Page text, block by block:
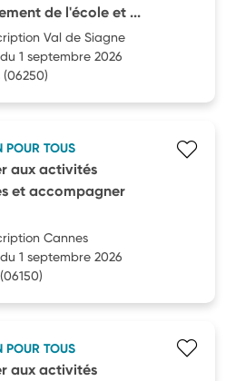
de l'école et ...
Val de Siagne
1 septembre 2026
(06250)
POUR TOUS
aux activités
et accompagner
Cannes
1 septembre 2026
(06150)
POUR TOUS
aux activités